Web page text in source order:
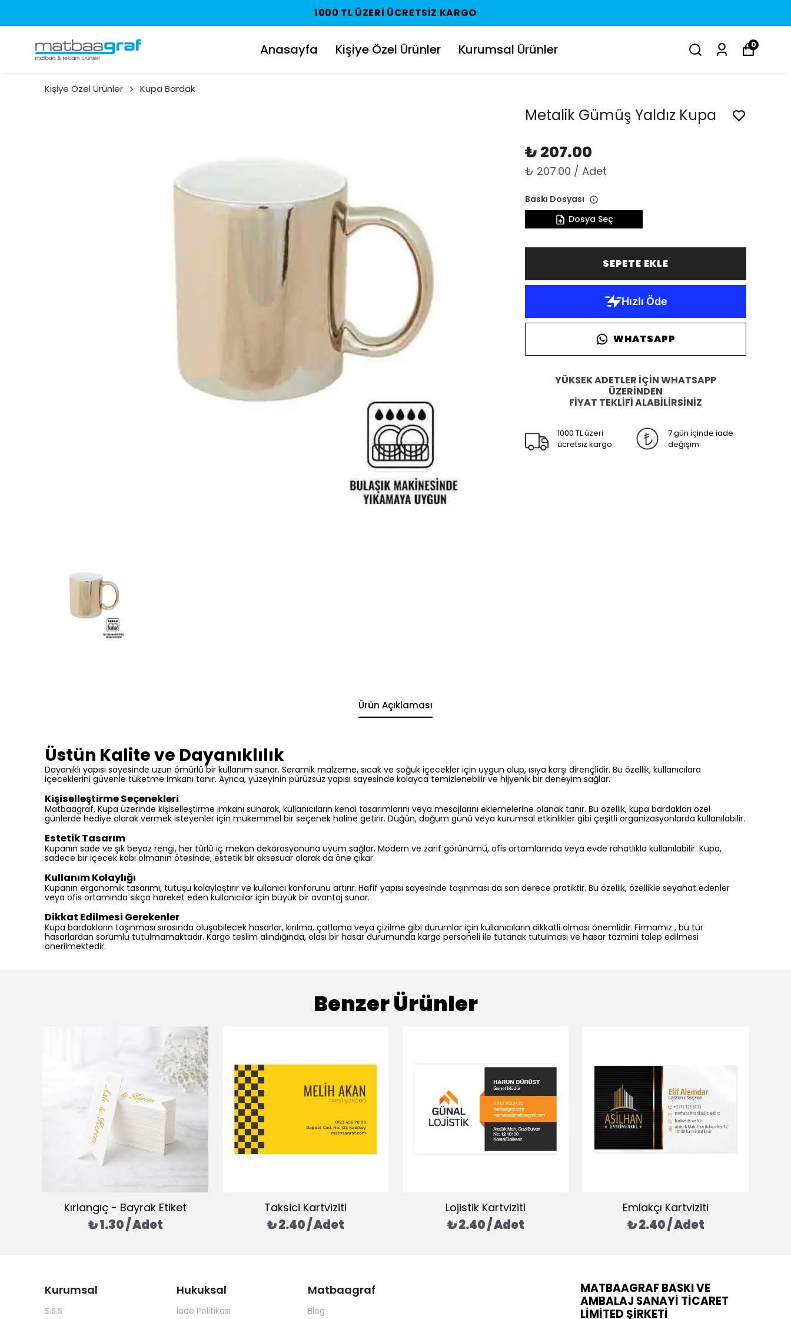
1000 TL ÜZERI ÜCRETSIZ KARGO
Anasayfa Kişiye Özel Ürünler Kurumsal Ürünler 0
Kişiye Özel Ürünler Kupa Bardak
Metalik Gümüş Yaldız Kupa
₺ 207.00
₺ 207.00 / Adet
Baskı Dosyası
Dosya Seç
SEPETE EKLE
WHATSAPP
YÜKSEK ADETLER İÇİN WHATSAPP
ÜZERİNDEN
FİYAT TEKLİFİ ALABİLİRSİNİZ
1000 TL üzeri
ücretsiz kargo
7 gün içinde iade
değişim
Ürün Açıklaması
Üstün Kalite ve Dayanıklılık
Dayanıklı yapısı sayesinde uzun ömürlü bir kullanım sunar. Seramik malzeme, sıcak ve soğuk içecekler için uygun olup, ısıya karşı dirençlidir. Bu özellik, kullanıcılara
içeceklerini güvenle tüketme imkanı tanır. Ayrıca, yüzeyinin pürüzsüz yapısı sayesinde kolayca temizlenebilir ve hijyenik bir deneyim sağlar.
Kişiselleştirme Seçenekleri
Matbaagraf, Kupa üzerinde kişiselleştirme imkanı sunarak, kullanıcıların kendi tasarımlarını veya mesajlarını eklemelerine olanak tanır. Bu özellik, kupa bardakları özel
günlerde hediye olarak vermek isteyenler için mükemmel bir seçenek haline getirir. Düğün, doğum günü veya kurumsal etkinlikler gibi çeşitli organizasyonlarda kullanılabilir.
Estetik Tasarım
Kupanın sade ve şık beyaz rengi, her türlü iç mekan dekorasyonuna uyum sağlar. Modern ve zarif görünümü, ofis ortamlarında veya evde rahatlıkla kullanılabilir. Kupa,
sadece bir içecek kabı olmanın ötesinde, estetik bir aksesuar olarak da öne çıkar.
Kullanım Kolaylığı
Kupanın ergonomik tasarımı, tutuşu kolaylaştırır ve kullanıcı konforunu artırır. Hafif yapısı sayesinde taşınması da son derece pratiktir. Bu özellik, özellikle seyahat edenler
veya ofis ortamında sıkça hareket eden kullanıcılar için büyük bir avantaj sunar.
Dikkat Edilmesi Gerekenler
Kupa bardakların taşınması sırasında oluşabilecek hasarlar, kırılma, çatlama veya çizilme gibi durumlar için kullanıcıların dikkatli olması önemlidir. Firmamız , bu tür
hasarlardan sorumlu tutulmamaktadır. Kargo teslim alındığında, olası bir hasar durumunda kargo personeli ile tutanak tutulması ve hasar tazmini talep edilmesi
önerilmektedir.
Benzer Ürünler
Kırlangıç - Bayrak Etiket
₺ 1.30 / Adet
Taksici Kartviziti
₺ 2.40 / Adet
Lojistik Kartviziti
₺ 2.40 / Adet
Emlakçı Kartviziti
₺ 2.40 / Adet
Kurumsal
S.S.S
Hukuksal
İade Politikası
Matbaagraf
Blog
MATBAAGRAF BASKI VE
AMBALAJ SANAYİ TİCARET
LİMİTED ŞİRKETİ